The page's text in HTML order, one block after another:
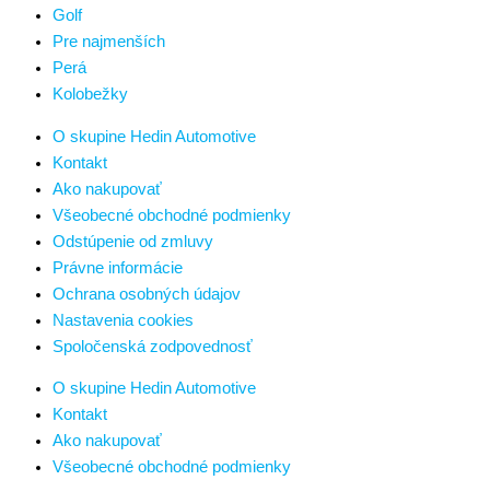
Golf
Pre najmenších
Perá
Kolobežky
O skupine Hedin Automotive
Kontakt
Ako nakupovať
Všeobecné obchodné podmienky
Odstúpenie od zmluvy
Právne informácie
Ochrana osobných údajov
Nastavenia cookies
Spoločenská zodpovednosť
O skupine Hedin Automotive
Kontakt
Ako nakupovať
Všeobecné obchodné podmienky